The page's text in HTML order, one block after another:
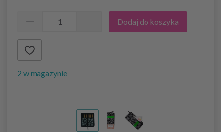
Dodaj do koszyka
2 w magazynie